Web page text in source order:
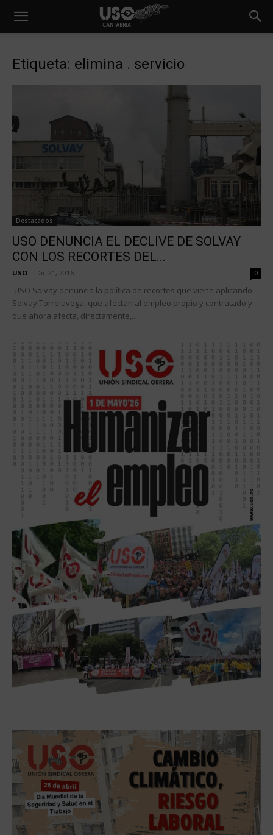
Etiqueta: elimina . servicio
Destacados
USO DENUNCIA EL DECLIVE DE SOLVAY
CON LOS RECORTES DEL...
USO Dic 21, 2016 0
USO Solvay denuncia la política de recortes que viene aplicando
Solvay Torrelavega, que afectan al empleo propio y contratado y
que ahora afecta, directamente,...